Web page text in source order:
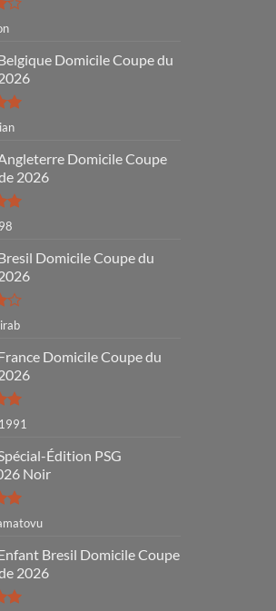
Domicile Coupe du
Domicile Coupe
2026
Domicile Coupe du
Domicile Coupe du
Édition PSG
Noir
Bresil Domicile Coupe
2026